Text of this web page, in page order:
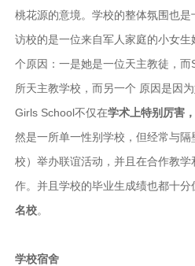
桃花源的意境。学校的整体氛围也
访校的是一位来自军人家庭的小女
个原因：一是她是一位天主教徒，
所天主教学校，而另一个 原因是因
Girls School不仅在学术上特别厉害
然是一所单一性别学校，但经常与
校）举办联谊活动，并且在合作教
作。并且学校的毕业生成绩也都十分
名校。
学校宿舍